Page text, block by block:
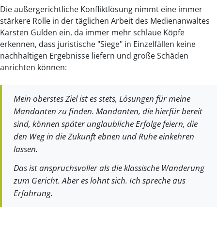
Die außergerichtliche Konfliktlösung nimmt eine immer
stärkere Rolle in der täglichen Arbeit des Medienanwaltes
Karsten Gulden ein, da immer mehr schlaue Köpfe
erkennen, dass juristische "Siege" in Einzelfällen keine
nachhaltigen Ergebnisse liefern und große Schäden
anrichten können:
Mein oberstes Ziel ist es stets, Lösungen für meine
Mandanten zu finden. Mandanten, die hierfür bereit
sind, können später unglaubliche Erfolge feiern, die
den Weg in die Zukunft ebnen und Ruhe einkehren
lassen.
Das ist anspruchsvoller als die klassische Wanderung
zum Gericht. Aber es lohnt sich. Ich spreche aus
Erfahrung.